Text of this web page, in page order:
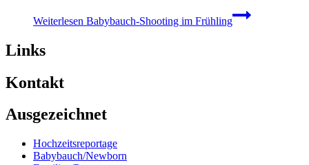
Weiterlesen Babybauch-Shooting im Frühling
Links
Kontakt
Ausgezeichnet
Hochzeitsreportage
Babybauch/Newborn